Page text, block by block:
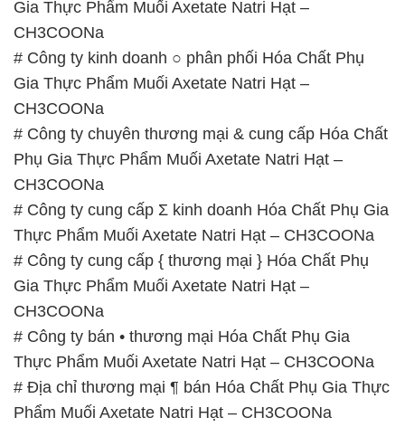
Gia Thực Phẩm Muối Axetate Natri Hạt –
CH3COONa
# Công ty kinh doanh ○ phân phối Hóa Chất Phụ
Gia Thực Phẩm Muối Axetate Natri Hạt –
CH3COONa
# Công ty chuyên thương mại & cung cấp Hóa Chất
Phụ Gia Thực Phẩm Muối Axetate Natri Hạt –
CH3COONa
# Công ty cung cấp Σ kinh doanh Hóa Chất Phụ Gia
Thực Phẩm Muối Axetate Natri Hạt – CH3COONa
# Công ty cung cấp { thương mại } Hóa Chất Phụ
Gia Thực Phẩm Muối Axetate Natri Hạt –
CH3COONa
# Công ty bán • thương mại Hóa Chất Phụ Gia
Thực Phẩm Muối Axetate Natri Hạt – CH3COONa
# Địa chỉ thương mại ¶ bán Hóa Chất Phụ Gia Thực
Phẩm Muối Axetate Natri Hạt – CH3COONa